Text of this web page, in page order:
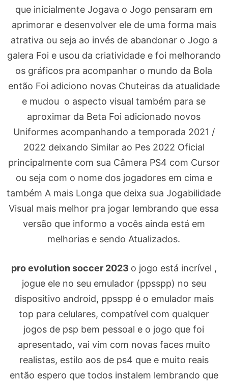
que inicialmente Jogava o Jogo pensaram em
aprimorar e desenvolver ele de uma forma mais
atrativa ou seja ao invés de abandonar o Jogo a
galera Foi e usou da criatividade e foi melhorando
os gráficos pra acompanhar o mundo da Bola
então Foi adiciono novas Chuteiras da atualidade
e mudou o aspecto visual também para se
aproximar da Beta Foi adicionado novos
Uniformes acompanhando a temporada 2021 /
2022 deixando Similar ao Pes 2022 Oficial
principalmente com sua Câmera PS4 com Cursor
ou seja com o nome dos jogadores em cima e
também A mais Longa que deixa sua Jogabilidade
Visual mais melhor pra jogar lembrando que essa
versão que informo a vocês ainda está em
melhorias e sendo Atualizados.
pro evolution soccer 2023 o jogo está incrível ,
jogue ele no seu emulador (ppsspp) no seu
dispositivo android, ppsspp é o emulador mais
top para celulares, compatível com qualquer
jogos de psp bem pessoal e o jogo que foi
apresentado, vai vim com novas faces muito
realistas, estilo aos de ps4 que e muito reais
então espero que todos instalem lembrando que